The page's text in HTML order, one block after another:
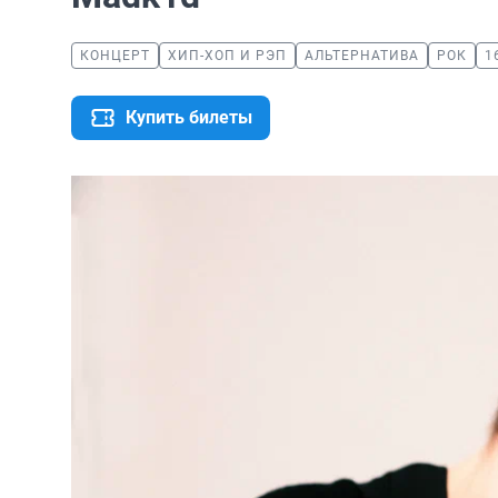
КОНЦЕРТ ХИП-ХОП И РЭП АЛЬТЕРНАТИВА РОК
Купить билеты